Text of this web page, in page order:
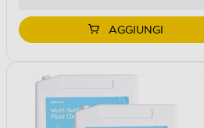
AGGIUNGI